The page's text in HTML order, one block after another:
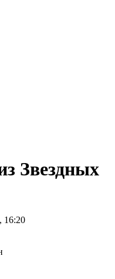
Звездных
16:20